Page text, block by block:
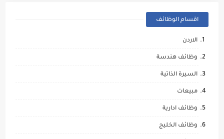
اقسام الوظائف
الاردن
وظائف هندسة
السيرة الذاتية
مبيعات
وظائف ادارية
وظائف الخليج